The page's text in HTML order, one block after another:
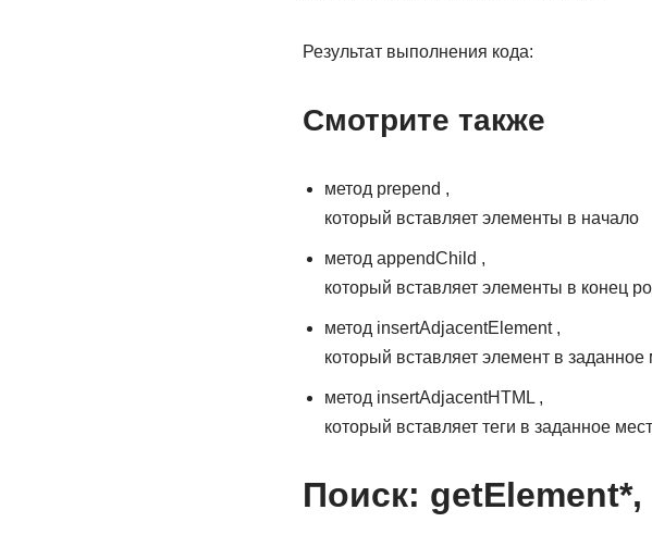
Результат выполнения кода:
Смотрите также
метод prepend ,
который вставляет элементы в начало
метод appendChild ,
который вставляет элементы в конец
метод insertAdjacentElement ,
который вставляет элемент в заданное
метод insertAdjacentHTML ,
который вставляет теги в заданное
Поиск: